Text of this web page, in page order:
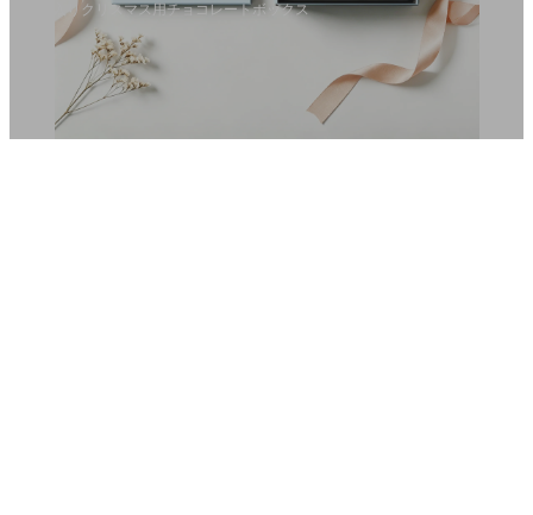
ムロゴ入りクリスマス用チョコレートボックス